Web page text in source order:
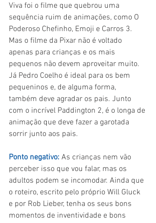
Viva foi o filme que quebrou uma
sequência ruim de animações, como O
Poderoso Chefinho, Emoji e Carros 3.
Mas o filme da Pixar não é voltado
apenas para crianças e os mais
pequenos não devem aproveitar muito.
Já Pedro Coelho é ideal para os bem
pequeninos e, de alguma forma,
também deve agradar os pais. Junto
com o incrível Paddington 2, é o longa de
animação que deve fazer a garotada
sorrir junto aos pais.
Ponto negativo: As crianças nem vão
perceber isso que vou falar, mas os
adultos podem se incomodar. Ainda que
o roteiro, escrito pelo próprio Will Gluck
e por Rob Lieber, tenha os seus bons
momentos de inventividade e bons